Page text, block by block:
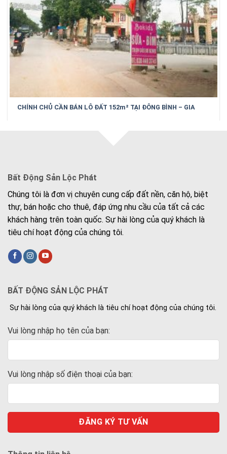
CHÍNH CHỦ CẦN BÁN LÔ ĐẤT 152m² TẠI ĐÔNG BÌNH – GIA
Bất Động Sản Lộc Phát
Chúng tôi là đơn vị chuyên cung cấp đất nền, căn hộ, biệt
thự, bán hoặc cho thuê, đáp ứng nhu cầu của tất cả các
khách hàng trên toàn quốc. Sự hài lòng của quý khách là
tiêu chí hoạt động của chúng tôi.
BẤT ĐỘNG SẢN LỘC PHÁT
Sự hài lòng của quý khách là tiêu chí hoạt động của chúng tôi.
Vui lòng nhập họ tên của bạn:
Vui lòng nhập số điện thoại của bạn: